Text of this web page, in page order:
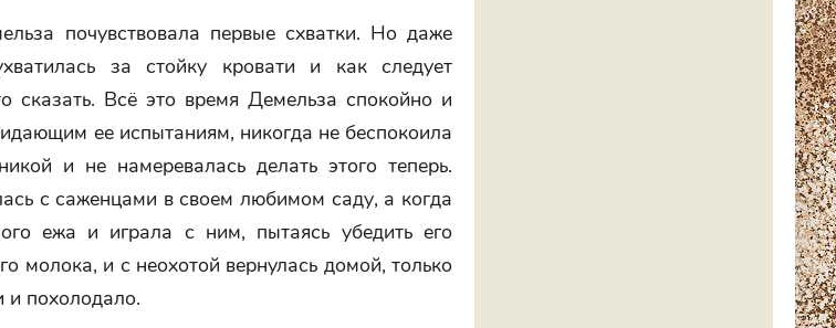
почувствовала первые схватки. Но даже
за стойку кровати и как следует
сказать. Всё это время Демельза спокойно и
ее испытаниям, никогда не беспокоила
и не намеревалась делать этого теперь.
с саженцами в своем любимом саду, а когда
ежа и играла с ним, пытаясь убедить его
молока, и с неохотой вернулась домой, только
и похолодало.